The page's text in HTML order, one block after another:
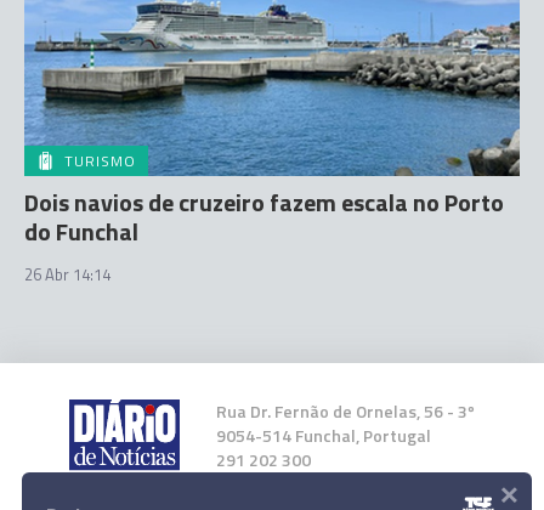
TURISMO
Dois navios de cruzeiro fazem escala no Porto
do Funchal
26 Abr 14:14
Rua Dr. Fernão de Ornelas, 56 - 3º
9054-514 Funchal, Portugal
291 202 300
×